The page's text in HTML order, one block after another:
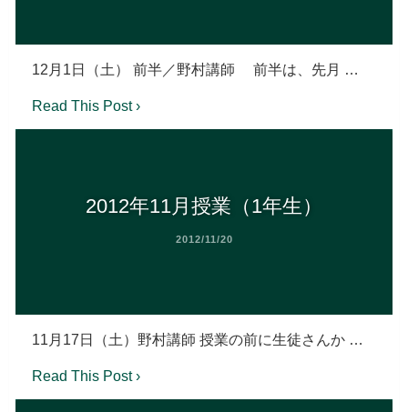
12月1日（土） 前半／野村講師 前半は、先月 …
Read This Post ›
2012年11月授業（1年生）
2012/11/20
11月17日（土）野村講師 授業の前に生徒さんか …
Read This Post ›